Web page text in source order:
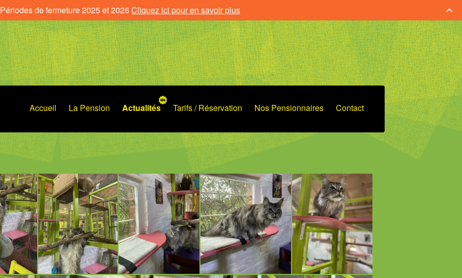
Accueil La Pension Actualités Tarifs / Réservation Nos Pensionnaires Contact
Périodes de fermeture 2025 et 2026Cliquez ici pour en savoir plus